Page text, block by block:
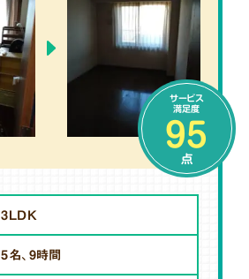
サービス
満足度
95
点
3LDK
5名、9時間